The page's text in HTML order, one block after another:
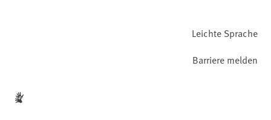
Leichte Sprache
Barriere melden